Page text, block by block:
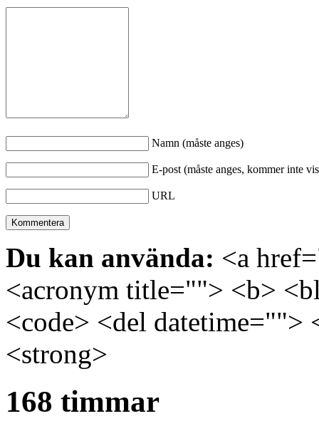
Namn (måste anges)
E-post (måste anges, kommer inte
URL
Du kan använda: <a
<acronym title=""> <b>
<code> <del
<strong>
168 timmar